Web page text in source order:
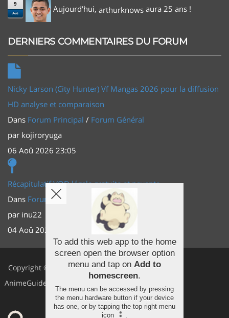
9
Aoû Aujourd'hui, arthurknows aura 25 ans !
DERNIERS COMMENTAIRES DU FORUM
Nicky Larson (City Hunter) Vf Mangas 2026 pour la diffusion
HD analyse et comparaison
Dans Forum Principal / Forum Général
par kojiroryuga
06 Aoû 2026 23:05
Récapitulatif VOD légale gratuite et payante
Dans Forum Principal
Actus (TV, vidéo, web)
par inu22
04 Aoû 2026 20:30
Copyright ©
AnimeGuides
Facebook
Youtube
Twitter
To add this web app to the home
screen open the browser option
menu and tap on Add to
homescreen.
The menu can be accessed by pressing
the menu hardware button if your device
has one, or by tapping the top right menu
icon
.